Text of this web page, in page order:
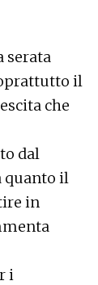
serata
il
che
dal
quanto il
in
i